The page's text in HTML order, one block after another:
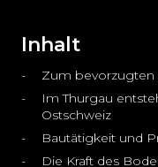
Inhalt
Zum
Im Thurgau
Ostschweiz
Bautätigkeit und
Die Kraft des